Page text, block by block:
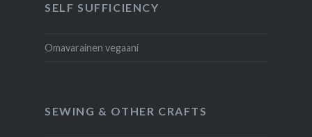
SELF SUFFICIENCY
Omavarainen vegaani
SEWING & OTHER CRAFTS